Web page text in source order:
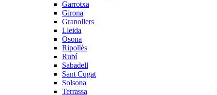
Garrotxa
Girona
Granollers
Lleida
Osona
Ripollès
Rubí
Sabadell
Sant Cugat
Solsona
Terrassa